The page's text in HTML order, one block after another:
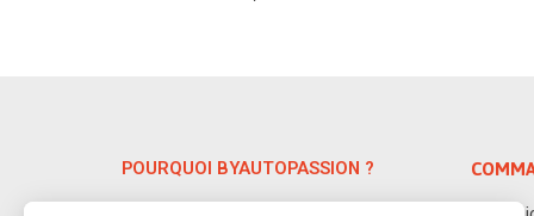
POURQUOI BYAUTOPASSION ?